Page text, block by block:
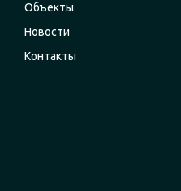
Объекты
Новости
Контакты